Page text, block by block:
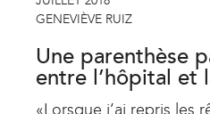
GENEVIÈVE RUIZ
Une parenthèse
entre l’hôpital et
«Lorsque j’ai repris les